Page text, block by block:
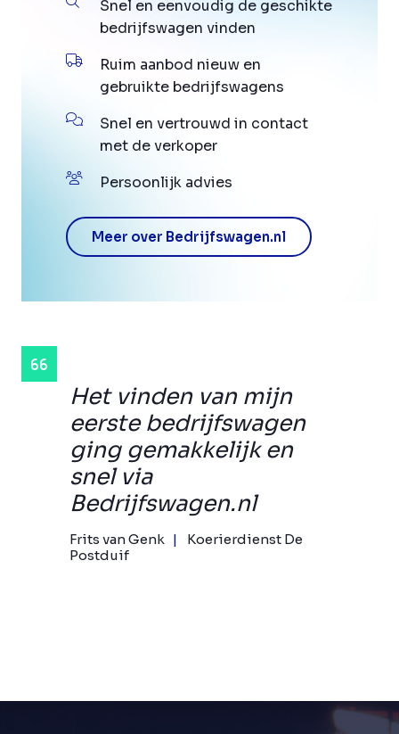
Het vinden van mijn
eerste bedrijfswagen
ging gemakkelijk en
snel via
Bedrijfswagen.nl
Frits van Genk
Koerierdienst De
Postduif
Snel en eenvoudig de geschikte
bedrijfswagen vinden
Ruim aanbod nieuw en
gebruikte bedrijfswagens
Snel en vertrouwd in contact
met de verkoper
Persoonlijk advies
Meer over Bedrijfswagen.nl